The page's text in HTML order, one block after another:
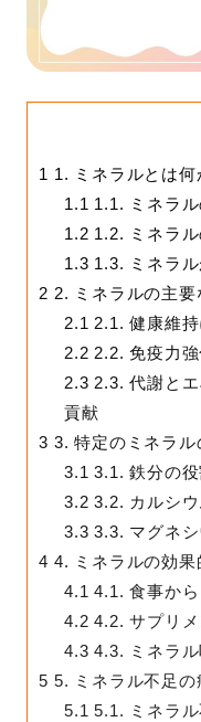
1 1. ミネラルとは何
1.1 1.1. ミネラ
1.2 1.2. ミネラ
1.3 1.3. ミネラ
2 2. ミネラルの主要
2.1 2.1. 健康維
2.2 2.2. 免疫力
2.3 2.3. 代謝と
貢献
3 3. 特定のミネラル
3.1 3.1. 鉄分の
3.2 3.2. カルシ
3.3 3.3. マグネ
4 4. ミネラルの効果
4.1 4.1. 食事か
4.2 4.2. サプリ
4.3 4.3. ミネラ
5 5. ミネラル不足の
5.1 5.1. ミネラ